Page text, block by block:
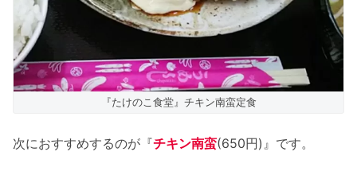
『たけのこ食堂』チキン南蛮定食
次におすすめするのが『チキン南蛮(650円)』です。